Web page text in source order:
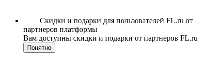
Скидки и подарки для пользователей FL.ru от
партнеров платформы
Вам доступны скидки и подарки от партнеров FL.ru
Понятно